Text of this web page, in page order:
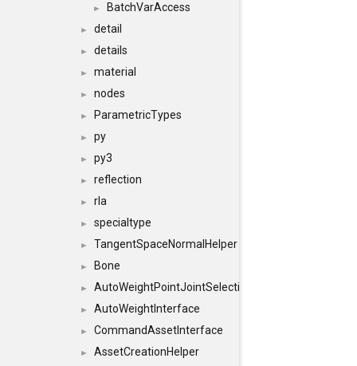
► BatchVarAccess
► detail
► details
► material
► nodes
► ParametricTypes
► py
► py3
► reflection
► rla
► specialtype
► TangentSpaceNormalHelper
► Bone
► AutoWeightPointJointSelections
► AutoWeightInterface
► CommandAssetInterface
► AssetCreationHelper